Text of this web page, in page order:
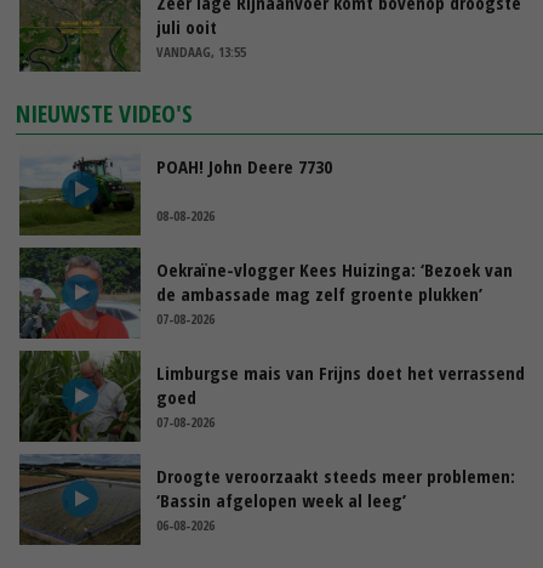
juli ooit
VANDAAG, 13:55
NIEUWSTE VIDEO'S
POAH! John Deere 7730
08-08-2026
Oekraïne-vlogger Kees Huizinga: ‘Bezoek van
de ambassade mag zelf groente plukken’
07-08-2026
Limburgse mais van Frijns doet het verrassend
goed
07-08-2026
Droogte veroorzaakt steeds meer problemen:
‘Bassin afgelopen week al leeg’
06-08-2026